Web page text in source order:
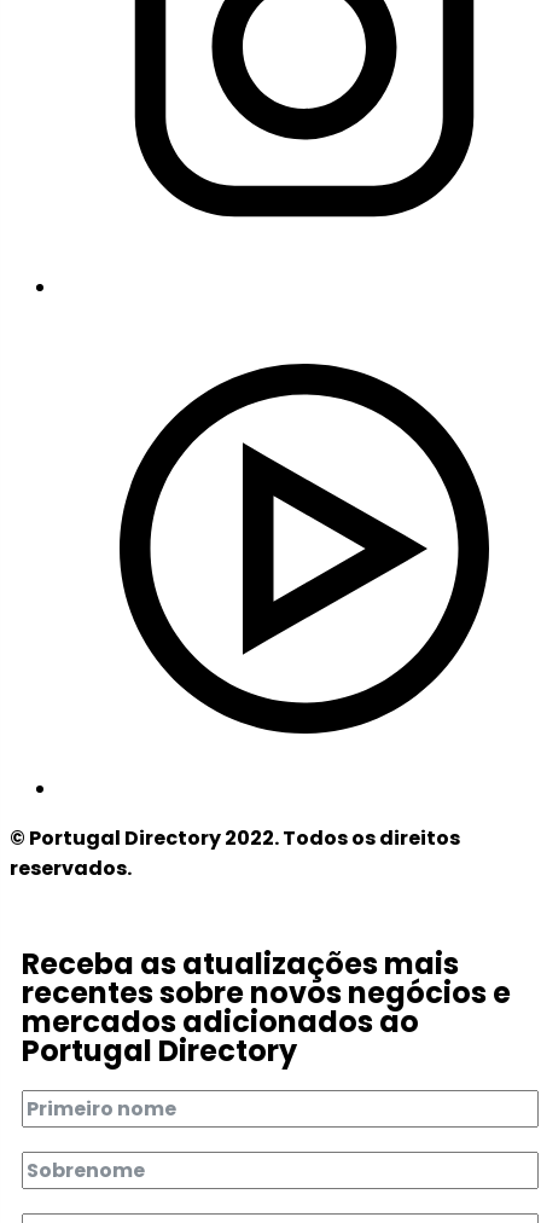
© Portugal Directory 2022. Todos os direitos
reservados.
Receba as atualizações mais
recentes sobre novos negócios e
mercados adicionados ao
Portugal Directory